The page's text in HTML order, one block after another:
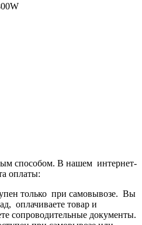
способом. В нашем интернет-
оплаты:
только при самовывозе. Вы
оплачиваете товар и
сопроводительные документы.